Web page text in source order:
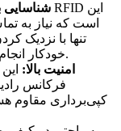
است که نیاز به
تنها با نزدیک
خودکار انجام می‌شود و ورود یا خروج مجاز می‌گردد.
امنیت بالا:
فرکانس
کپی‌برداری مقاوم